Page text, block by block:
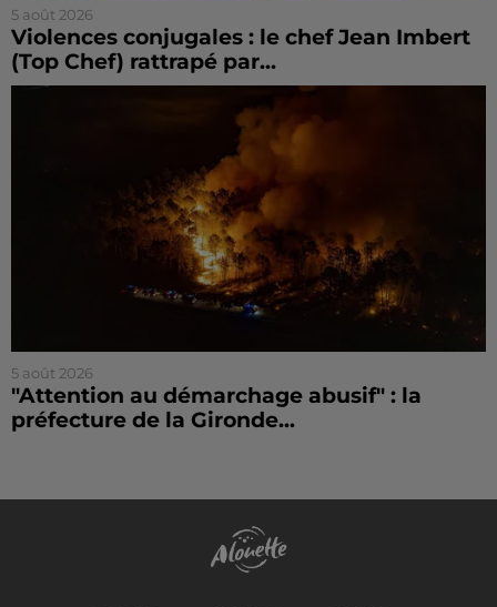
5 août 2026
Violences conjugales : le chef Jean Imbert
(Top Chef) rattrapé par...
5 août 2026
"Attention au démarchage abusif" : la
préfecture de la Gironde...